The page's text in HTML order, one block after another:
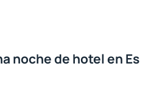
noche de hotel en Es